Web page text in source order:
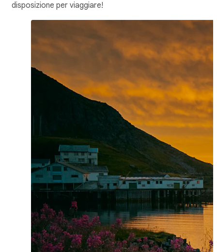
disposizione per viaggiare!